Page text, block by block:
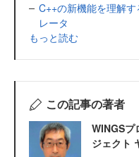
C++の新機能を理解
レータ
もっと読む
この記事の著者
WINGSプ
ジェクト